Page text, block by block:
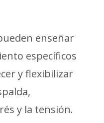
enseñar
específicos
y flexibilizar
y la tensión.